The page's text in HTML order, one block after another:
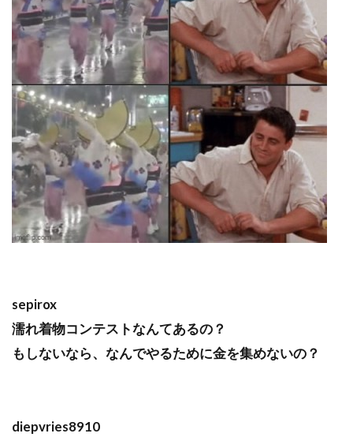
sepirox
濡れ着物コンテストなんてあるの？
もしないなら、なんでやるために金を集めないの？
diepvries8910